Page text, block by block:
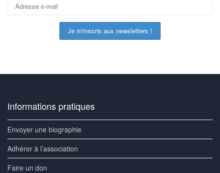
Informations pratiques
Envoyer une biographie
Adhérer à l’association
Faire un don